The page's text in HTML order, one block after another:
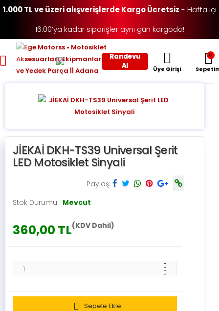
1.000 TL ve üzeri alışverişlerde Kargo Ücretsiz - Hafta içi
16:00’ya kadar siparişler aynı gün kargoda!
Toggle mobile menu
Randevu
Al
Üye Girişi
0
JİEKAİ DKH-TS39 Universal Şerit
LED Motosiklet Sinyali
Paylaş:
Stok Durumu : Mevcut
360,00 TL(KDV Dahil)
Sepete Ekle